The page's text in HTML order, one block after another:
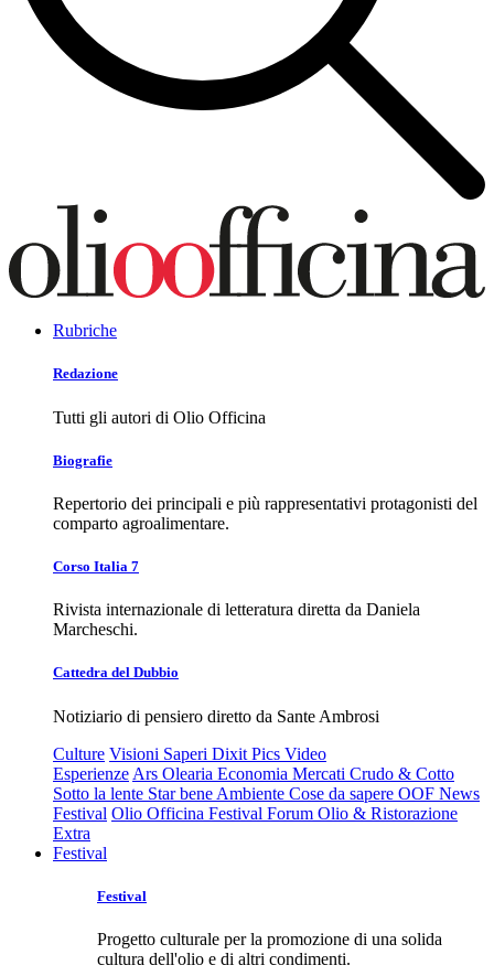
Rubriche
Redazione
Tutti gli autori di Olio Officina
Biografie
Repertorio dei principali e più rappresentativi protagonisti del
comparto agroalimentare.
Corso Italia 7
Rivista internazionale di letteratura diretta da Daniela
Marcheschi.
Cattedra del Dubbio
Notiziario di pensiero diretto da Sante Ambrosi
Culture Visioni Saperi Dixit Pics Video
Esperienze Ars Olearia Economia Mercati Crudo & Cotto
Sotto la lente Star bene Ambiente Cose da sapere OOF News
Festival Olio Officina Festival Forum Olio & Ristorazione
Extra
Festival
Festival
Progetto culturale per la promozione di una solida
cultura dell'olio e di altri condimenti.